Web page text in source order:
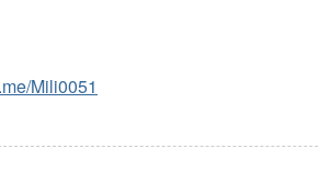
Mili0051